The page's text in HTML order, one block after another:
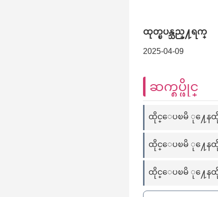
ထုတ္ၿပန္သည္႔ရက္
2025-04-09
ဆက္စပ္ဖိုင္
ထိုင္ေပၿမိ ု႔ေနထိုင္
ထိုင္ေပၿမိ ု႔ေနထိုင္
ထိုင္ေပၿမိ ု႔ေနထိုင္